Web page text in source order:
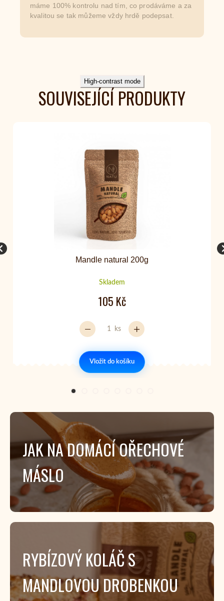
máme 100% kontrolu nad tím, co prodáváme a za
kvalitou se tak můžeme vždy hrdě podepsat.
High-contrast mode
SOUVISEJÍCÍ PRODUKTY
Mandle natural 200g
Skladem
105 Kč
ks
Vložit do košíku
JAK NA DOMÁCÍ OŘECHOVÉ
MÁSLO
RYBÍZOVÝ KOLÁČ S
MANDLOVOU DROBENKOU